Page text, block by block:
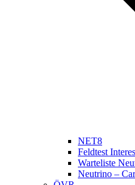
NET8
Feldtest
Warteliste
Neutrino –